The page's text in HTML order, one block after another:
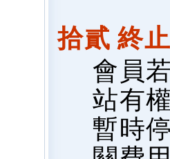
拾貳 終
會員
站有
暫時